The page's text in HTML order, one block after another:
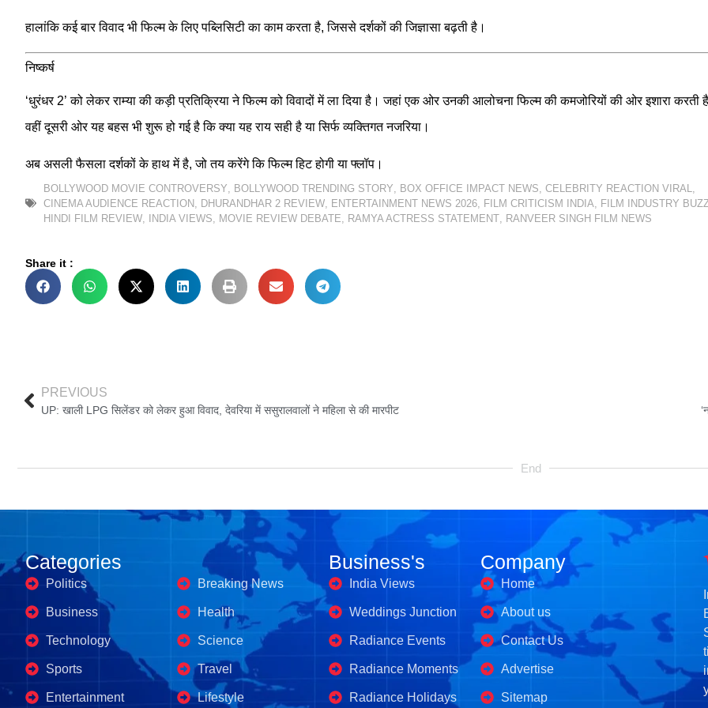
हालांकि कई बार विवाद भी फिल्म के लिए पब्लिसिटी का काम करता है, जिससे दर्शकों की जिज्ञासा बढ़ती है।
निष्कर्ष
‘धुरंधर 2’ को लेकर राम्या की कड़ी प्रतिक्रिया ने फिल्म को विवादों में ला दिया है। जहां एक ओर उनकी आलोचना फिल्म की कमजोरियों की ओर इशारा करती
वहीं दूसरी ओर यह बहस भी शुरू हो गई है कि क्या यह राय सही है या सिर्फ व्यक्तिगत नजरिया।
अब असली फैसला दर्शकों के हाथ में है, जो तय करेंगे कि फिल्म हिट होगी या फ्लॉप।
BOLLYWOOD MOVIE CONTROVERSY BOLLYWOOD TRENDING STORY BOX OFFICE IMPACT NEWS CELEBRITY REACTION VIRAL
CINEMA AUDIENCE REACTION DHURANDHAR 2 REVIEW ENTERTAINMENT NEWS 2026 FILM CRITICISM INDIA FILM INDUSTRY BUZZ
HINDI FILM REVIEW INDIA VIEWS MOVIE REVIEW DEBATE RAMYA ACTRESS STATEMENT RANVEER SINGH FILM NEWS
Share it :
PREVIOUS
UP: खाली LPG सिलेंडर को लेकर हुआ विवाद, देवरिया में ससुरालवालों ने महिला से की मारपीट
End
Categories
Politics
Business
Technology
Sports
Entertainment
Business's
Breaking News
Health
Science
Travel
Lifestyle
Business's
India Views
Weddings Junction
Radiance Events
Radiance Moments
Radiance Holidays
Company
Home
About us
Contact Us
Advertise
Sitemap